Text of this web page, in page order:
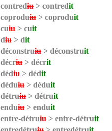
contrediu > contredit
coproduiu > coproduit
cuiu > cuit
diu > dit
déconstruiu > déconstruit
décriu > décrit
dédiu > dédit
déduiu > déduit
détruiu > détruit
enduiu > enduit
entre-détruiu > entre-détruit